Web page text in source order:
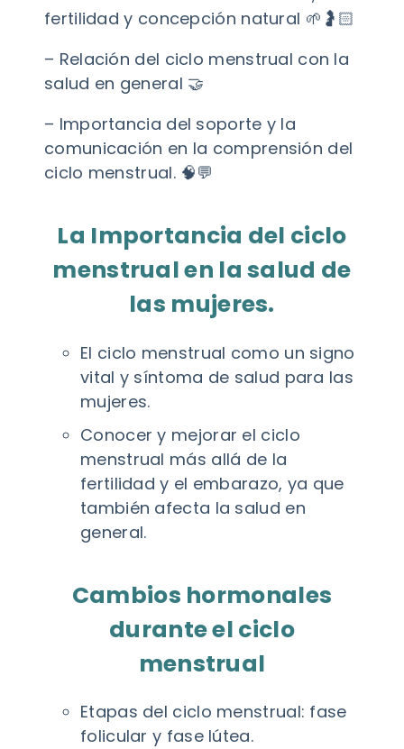
fertilidad y concepción natural 🌱🤰🏻
– Relación del ciclo menstrual con la
salud en general 🤝
– Importancia del soporte y la
comunicación en la comprensión del
ciclo menstrual. 🧠💬
La Importancia del ciclo
menstrual en la salud de
las mujeres.
El ciclo menstrual como un signo
vital y síntoma de salud para las
mujeres.
Conocer y mejorar el ciclo
menstrual más allá de la
fertilidad y el embarazo, ya que
también afecta la salud en
general.
Cambios hormonales
durante el ciclo
menstrual
Etapas del ciclo menstrual: fase
folicular y fase lútea.